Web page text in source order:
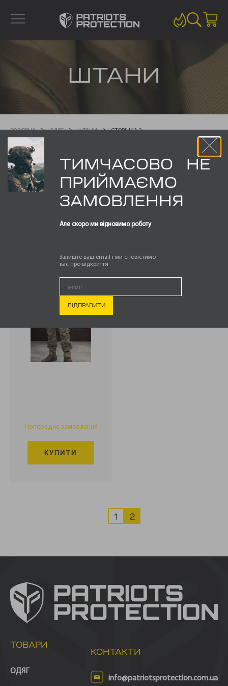
ШТАНИ
ГОЛОВНА ОДЯГ ШТАНИ СТОРІНКА 2
Показано 17–17 із 17
PROTECTION
HUNTER
Попереднє замовлення
КУПИТИ
1 2
ТОВАРИ
ОДЯГ
КОНТАКТИ
info@patriotsprotection.com.ua
ТИМЧАСОВО НЕ
ПРИЙМАЄМО
ЗАМОВЛЕННЯ
Але скоро ми відновимо роботу
Залиште ваш email і ми сповістимо
вас про відкриття